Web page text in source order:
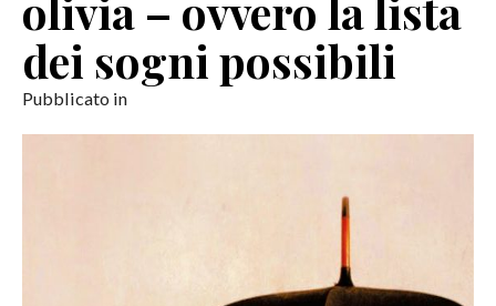
COLLABORAZIONI
CONTATTI
dei sogni possibili
Pubblicato in